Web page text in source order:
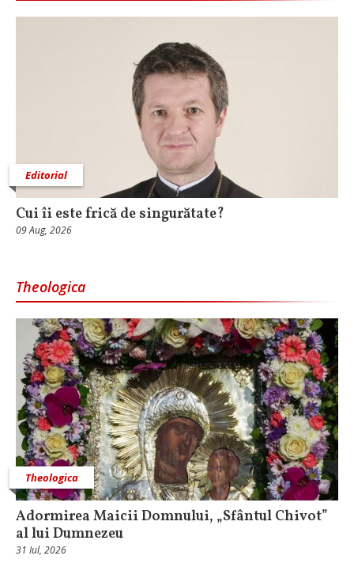
Editorial
Cui îi este frică de singurătate?
09 Aug, 2026
Theologica
Theologica
Adormirea Maicii Domnului, „Sfântul Chivot”
al lui Dumnezeu
31 Iul, 2026